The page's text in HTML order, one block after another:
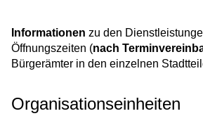
Informationen zu den
Öffnungszeiten (nach
Bürgerämter in den einzelnen
Organisationseinheiten